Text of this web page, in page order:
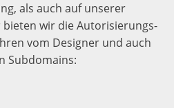
als auch auf unserer
wir die Autorisierungs-
vom Designer und auch
Subdomains: